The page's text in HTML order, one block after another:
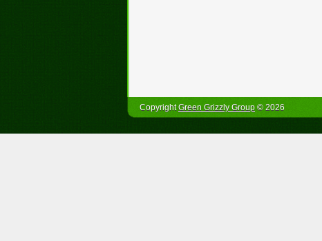
CopyrightGreen Grizzly Group © 2026